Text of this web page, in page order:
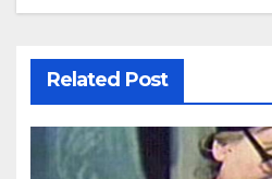
Related Post